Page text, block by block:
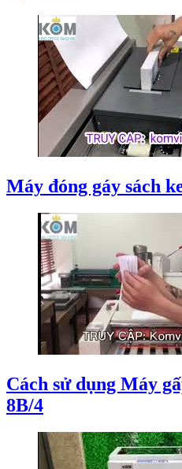
Máy đóng gáy sách
Cách sử dụng Máy
8B/4